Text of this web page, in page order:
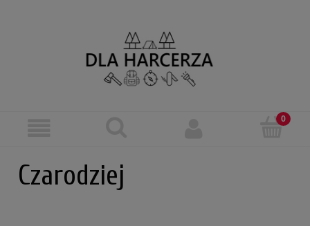
Czarodziej